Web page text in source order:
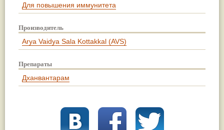
Для повышения иммунитета
Производитель
Arya Vaidya Sala Kottakkal (AVS)
Препараты
Дханвантарам